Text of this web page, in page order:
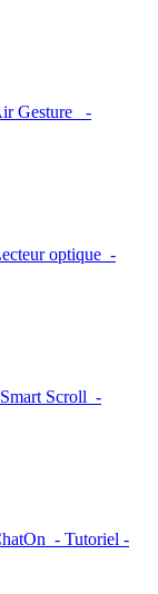
Gesture -
optique -
Scroll -
- Tutoriel -